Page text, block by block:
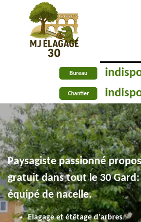
Bureau
Chantier
Paysagiste passionné
gratuit dans tout le 30 Gard:
équipé de nacelle.
Elagage et étêtage d'arbres